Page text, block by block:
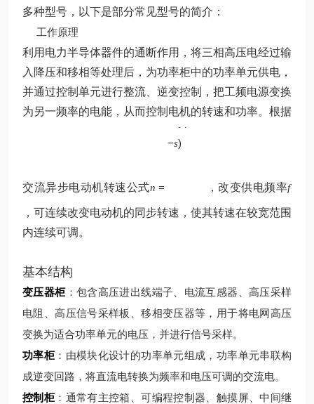
多种型号，以下是部分常见型号的简介：
工作原理
利用电力半导体器件的通断作用，将三相高压电经过输
入降压和移相等处理后，为功率柜中的功率单元供电，
并通过控制单元进行整流、逆变控制，把工频电源变换
为另一频率的电能，从而控制电机的转速和功率。根据
交流异步电动机转速公式n =
p
−s)
，改变供电频率f
，可连续改变电动机的同步转速，使其转速在较宽范围
内连续可调。
基本结构
变压器柜：包含高压进出线端子、电流互感器、高压采样
电阻、高压信号采样板、移相变压器等，用于将电网高压
变换为适合功率单元的电压，并进行信号采样。
功率柜：由模块化设计的功率单元组成，功率单元串联构
成逆变回路，将直流电转换为频率和电压可调的交流电。
控制柜：通常有主控箱、可编程控制器、触摸屏、中间继